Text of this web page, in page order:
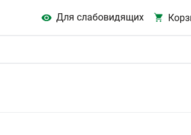
Для слабовидящих